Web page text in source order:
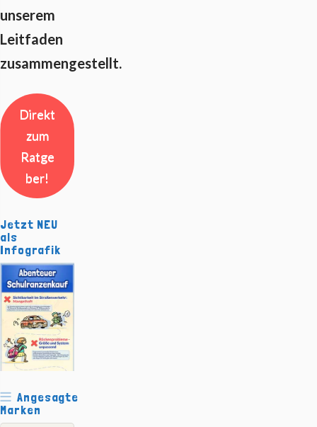
unserem
Leitfaden
zusammengestellt.
Direkt
zum
Ratge
ber!
Jetzt NEU
als
Infografik
Angesagte
Marken